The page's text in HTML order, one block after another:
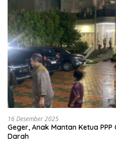
16 Desember 2025
Geger, Anak Mantan Ketua
Darah